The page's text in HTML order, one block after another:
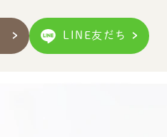
LINE友だち